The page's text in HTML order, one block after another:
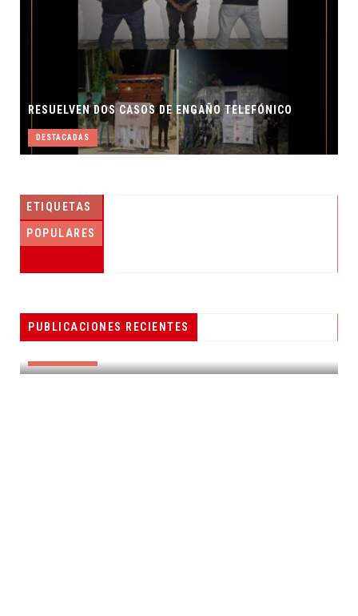
ETIQUETAS
POPULARES
PUBLICACIONES RECIENTES
ACÉRCATE AL REGISTRO CIVIL PARA OBTENER
DESTACADAS